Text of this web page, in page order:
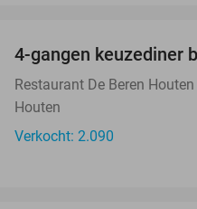
4-gangen keuzediner
Restaurant De Beren Houten
Houten
Verkocht: 2.090